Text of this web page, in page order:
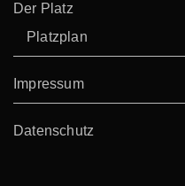
Der Platz
Platzplan
Impressum
Datenschutz